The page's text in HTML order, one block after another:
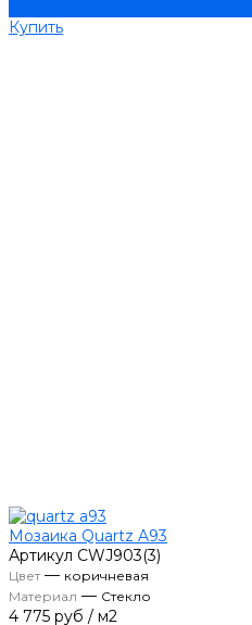
Купить
Мозаика Quartz A93
Артикул CWJ903(3)
Цвет— коричневая
Материал — Стекло
4 775 руб / м2